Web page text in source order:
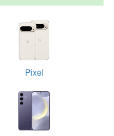
Pixel